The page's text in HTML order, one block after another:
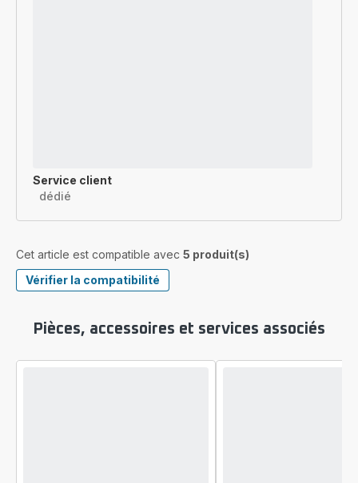
Service client
dédié
Cet article est compatible avec 5 produit(s)
Vérifier la compatibilité
Pièces, accessoires et services associés